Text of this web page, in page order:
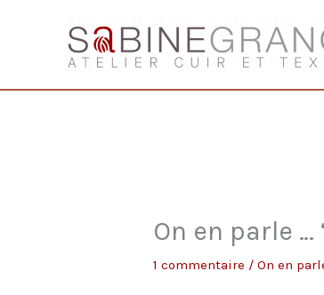
On en parle …
1 commentaire /On en